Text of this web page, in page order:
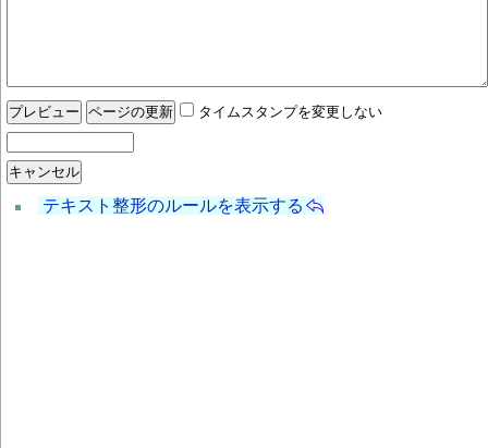
タイムスタンプを変更しない
テキスト整形のルールを表示する